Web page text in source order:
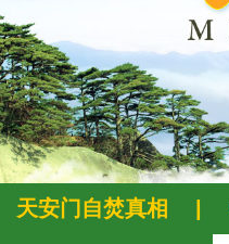
天安门自焚真相